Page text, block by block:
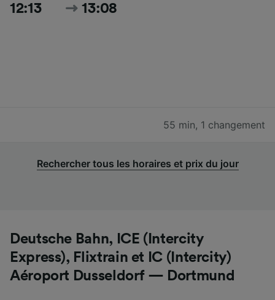
12:13 13:08
55 min, 1 changement
Rechercher tous les horaires et prix du jour
Deutsche Bahn, ICE (Intercity
Express), Flixtrain et IC (Intercity)
Aéroport Dusseldorf — Dortmund